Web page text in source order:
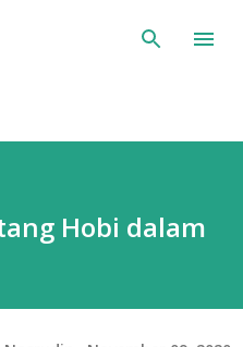
main content
Hobi dalam